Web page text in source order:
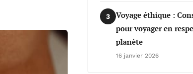
3
Voyage éthique :
pour voyager en
planète
16 janvier 2026